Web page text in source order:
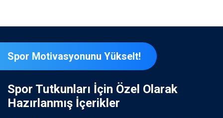
Spor Motivasyonunu Yükselt!
Spor Tutkunları İçin Özel Olarak
Hazırlanmış İçerikler